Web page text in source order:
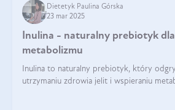
Dietetyk Paulina Górska
23 mar 2025
Inulina - naturalny prebiotyk
metabolizmu
Inulina to naturalny prebiotyk, który
utrzymaniu zdrowia jelit i wspieraniu